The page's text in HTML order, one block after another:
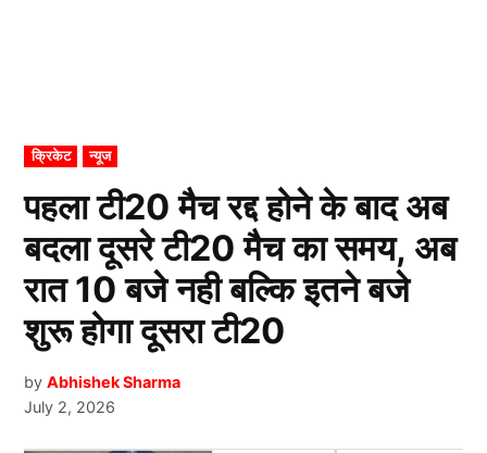
POSTED
IN
क्रिकेट न्यूज
पहला टी20 मैच रद्द होने के बाद अब
बदला दूसरे टी20 मैच का समय, अब
रात 10 बजे नही बल्कि इतने बजे
शुरू होगा दूसरा टी20
by Abhishek Sharma
July 2, 2026